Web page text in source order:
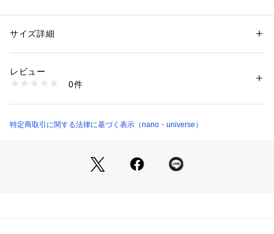
リーズ。さらっとしたリネンライクな軽い素材感に、揺られる
高さが魅力のアイテムです。
ドシルエットにアップデート
・ベルト内側ゴム仕様で快適なフィット感
性別：レディース
素材：（表地）ポリエステル 100%（裏地）ポリエステル 100%
洗濯：30℃非常に弱い 漂白× アイロン110℃ ドライ弱い タンブル乾燥×
吊り干し ウェット非常に弱い
商品番号：1530700020951 （モール）
サイズ詳細
レビュー
0件
特定商取引に関する法律に基づく表示（nano・universe）